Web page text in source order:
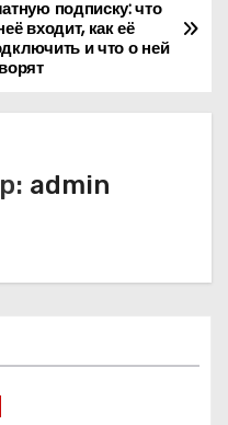
подписку: что
входит, как её
и что о ней
admin